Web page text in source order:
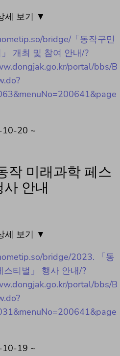
세 보기 ▼
bridge/「동작구민
개최 및 참여 안내/?
portal/bbs/B
10-20 ~
작 미래과학 페스
안내
세 보기 ▼
bridge/2023. 「동
스티벌」 행사 안내/?
portal/bbs/B
10-19 ~